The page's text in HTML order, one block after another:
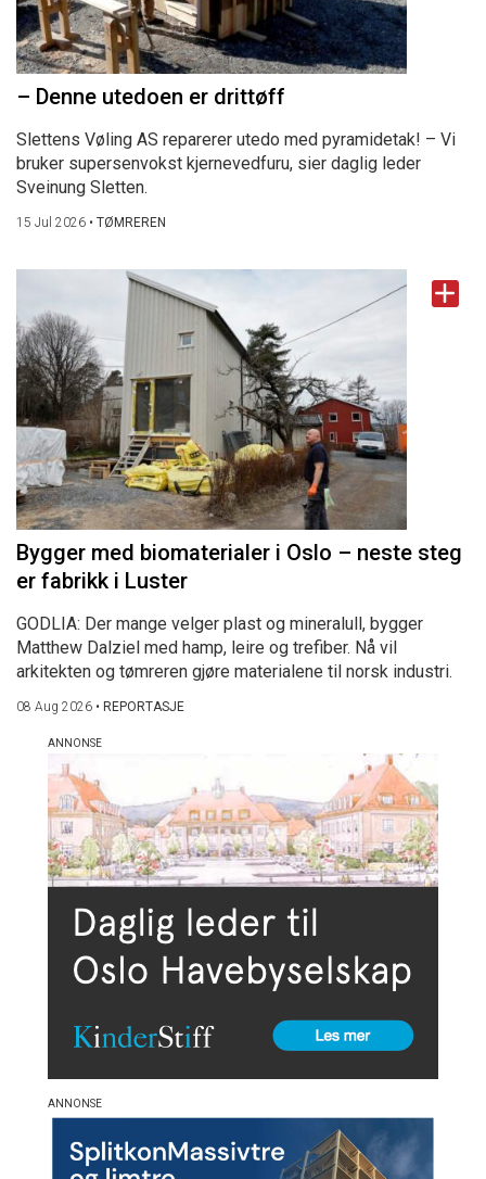
– Denne utedoen er drittøff
Slettens Vøling AS reparerer utedo med pyramidetak! – Vi
bruker supersenvokst kjernevedfuru, sier daglig leder
Sveinung Sletten.
15 Jul 2026 • TØMREREN
Bygger med biomaterialer i Oslo – neste steg
er fabrikk i Luster
GODLIA: Der mange velger plast og mineralull, bygger
Matthew Dalziel med hamp, leire og trefiber. Nå vil
arkitekten og tømreren gjøre materialene til norsk industri.
08 Aug 2026 • REPORTASJE